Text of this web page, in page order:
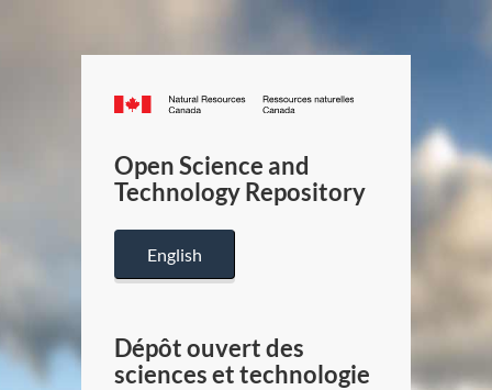
Canada.ca
/
Canada
Open Science and
Technology Repository
English
Dépôt ouvert des
sciences et technologie